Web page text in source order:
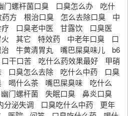
门螺杆菌口臭 口臭怎么办
吃什
药方 根治口臭 怎么去除口臭
中
口臭老中医 甘露饮
口臭医
其它 特效药 中老年口臭
口
牛黄清胃丸 嘴巴屎臭味儿
b6
口干口苦 吃什么药效果最好
甲硝
口臭怎么去除 吃什么中药
口臭
喝什么茶 嘴巴屎臭味
吃什么
幽门螺杆菌 失眠口臭
鼻炎口臭
分泌失调 口臭吃什么中药
更年